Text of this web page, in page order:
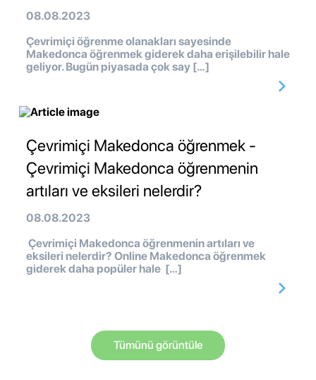
08.08.2023
Çevrimiçi öğrenme olanakları sayesinde
Makedonca öğrenmek giderek daha erişilebilir hale
geliyor. Bugün piyasada çok say […]
Çevrimiçi Makedonca öğrenmek -
Çevrimiçi Makedonca öğrenmenin
artıları ve eksileri nelerdir?
08.08.2023
Çevrimiçi Makedonca öğrenmenin artıları ve
eksileri nelerdir? Online Makedonca öğrenmek
giderek daha popüler hale […]
Tümünü görüntüle